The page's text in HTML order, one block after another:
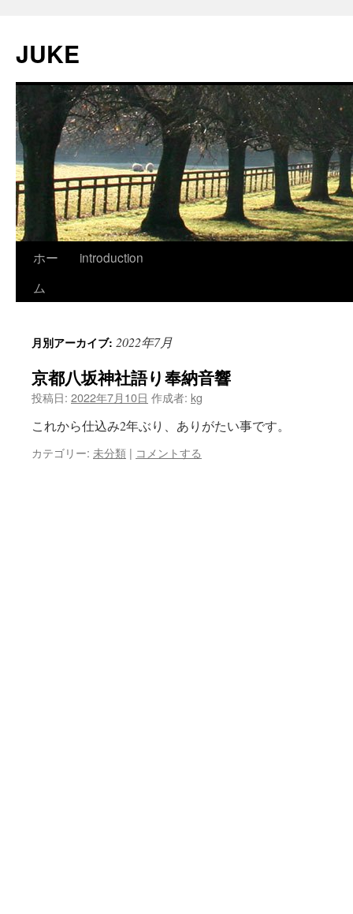
JUKE
ホー
ム
introduction
月別アーカイブ: 2022年7月
京都八坂神社語り奉納音響
投稿日: 2022年7月10日 作成者: kg
これから仕込み2年ぶり、ありがたい事です。
カテゴリー: 未分類 | コメントする